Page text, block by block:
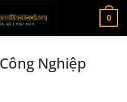
0
Nghiệp